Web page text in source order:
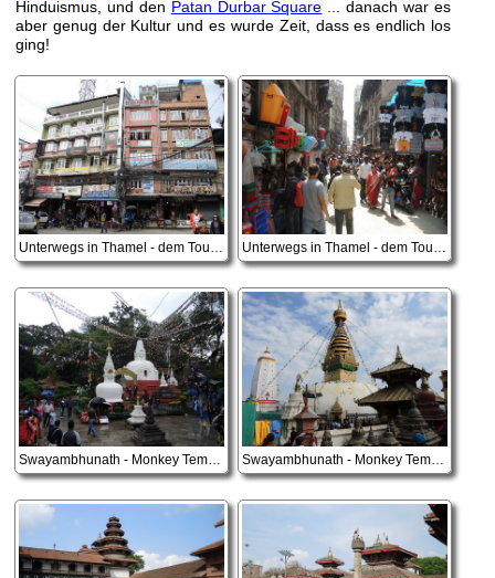
Hinduismus, und den Patan Durbar Square ... danach war es
aber genug der Kultur und es wurde Zeit, dass es endlich los
ging!
Swayambhunath - Monkey Tempel